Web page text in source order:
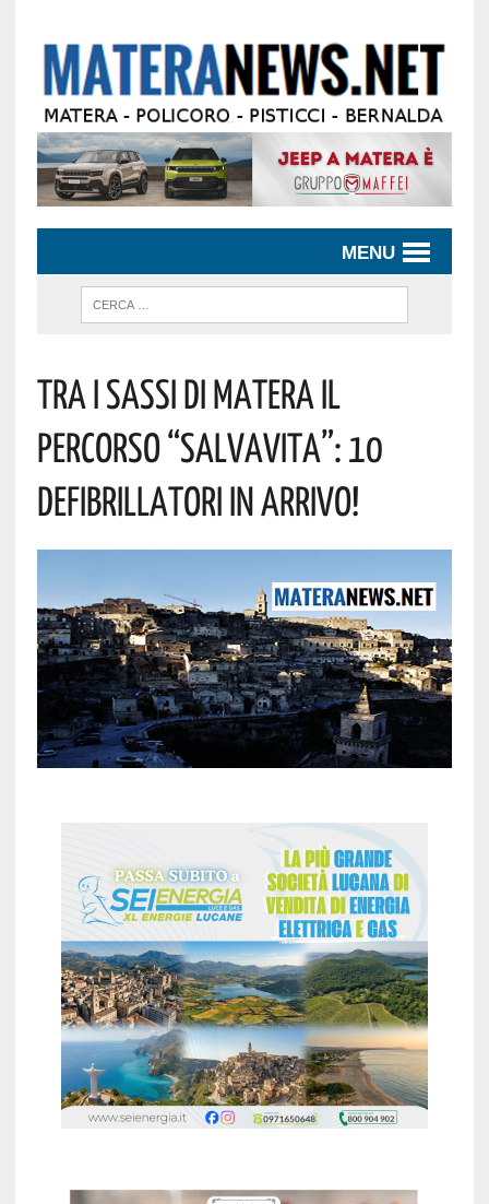
MENU
TRA I SASSI DI MATERA IL
PERCORSO “SALVAVITA”: 10
DEFIBRILLATORI IN ARRIVO!